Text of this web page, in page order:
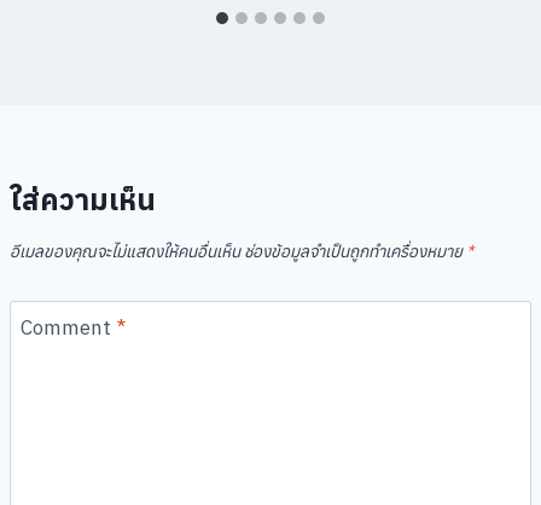
ใส่ความเห็น
อีเมลของคุณจะไม่แสดงให้คนอื่นเห็น ช่องข้อมูลจำเป็นถูกทำเครื่องหมาย *
Comment *